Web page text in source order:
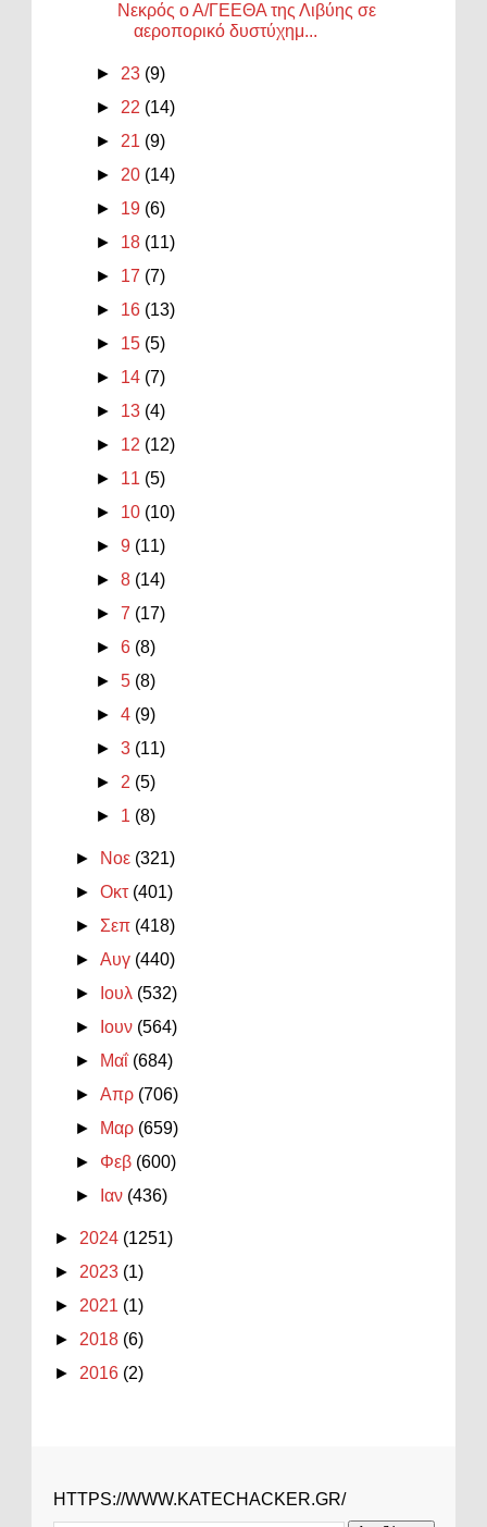
Νεκρός ο Α/ΓΕΕΘΑ της Λιβύης σε
αεροπορικό δυστύχημ...
► 23 (9)
► 22 (14)
► 21 (9)
► 20 (14)
► 19 (6)
► 18 (11)
► 17 (7)
► 16 (13)
► 15 (5)
► 14 (7)
► 13 (4)
► 12 (12)
► 11 (5)
► 10 (10)
►9 (11)
►8 (14)
►7 (17)
►6 (8)
►5 (8)
►4 (9)
►3 (11)
► 2 (5)
► 1 (8)
► Νοε (321)
►Οκτ (401)
► Σεπ (418)
►Αυγ (440)
►
Ιουλ (532)
►
Ιουν (564)
►
Μαΐ (684)
►Απρ (706)
►
Μαρ (659)
► Φεβ (600)
►
Ιαν (436)
► 2024 (1251)
► 2023 (1)
► 2021 (1)
► 2018 (6)
► 2016 (2)
HTTPS://WWW.KATECHACKER.GR/